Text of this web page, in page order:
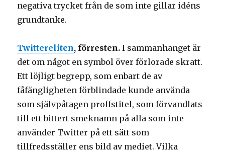
negativa trycket från de som inte gillar idéns
grundtanke.
Twittereliten, förresten. I sammanhanget är
det om något en symbol över förlorade skratt.
Ett löjligt begrepp, som enbart de av
fåfängligheten förblindade kunde använda
som självpåtagen proffstitel, som förvandlats
till ett bittert smeknamn på alla som inte
använder Twitter på ett sätt som
tillfredsställer ens bild av mediet. Vilka